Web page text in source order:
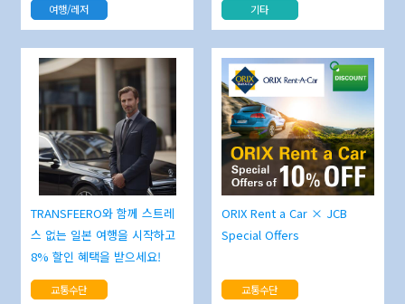
여행/레저 기타
TRANSFEERO와 함께 스트레
스 없는 일본 여행을 시작하고
8% 할인 혜택을 받으세요!
교통수단
ORIX Rent a Car × JCB
Special Offers
교통수단